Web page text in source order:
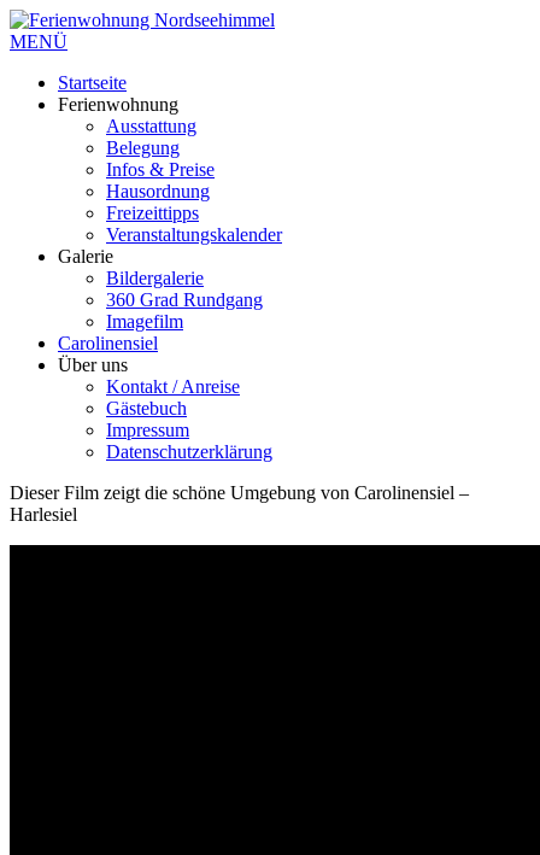
MENÜ
Startseite
Ferienwohnung
Ausstattung
Belegung
Infos & Preise
Hausordnung
Freizeittipps
Veranstaltungskalender
Galerie
Bildergalerie
360 Grad Rundgang
Imagefilm
Carolinensiel
Über uns
Kontakt / Anreise
Gästebuch
Impressum
Datenschutzerklärung
Dieser Film zeigt die schöne Umgebung von Carolinensiel –
Harlesiel